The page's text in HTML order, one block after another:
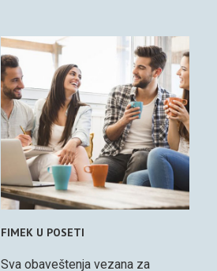
FIMEK U POSETI
Sva obaveštenja vezana za